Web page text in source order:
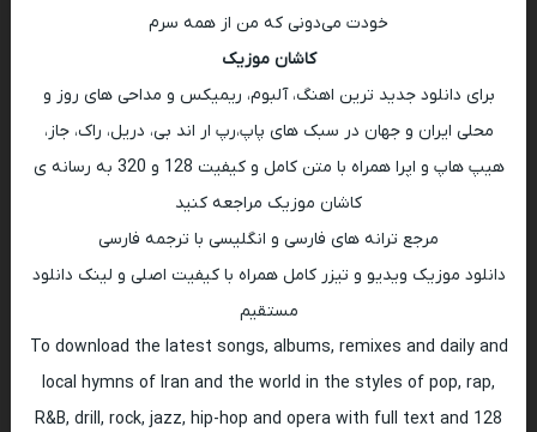
خودت می‌دونی که من از همه سرم
کاشان موزیک
برای دانلود جدید ترین اهنگ، آلبوم، ریمیکس و مداحی های روز و
محلی ایران و جهان در سبک های پاپ،رپ ار اند بی، دریل، راک، جاز،
هیپ هاپ و اپرا همراه با متن کامل و کیفیت 128 و 320 به رسانه ی
کاشان موزیک مراجعه کنید
مرجع ترانه های فارسی و انگلیسی با ترجمه فارسی
دانلود موزیک ویدیو و تیزر کامل همراه با کیفیت اصلی و لینک دانلود
مستقیم
To download the latest songs, albums, remixes and daily and
local hymns of Iran and the world in the styles of pop, rap,
R&B, drill, rock, jazz, hip-hop and opera with full text and 128